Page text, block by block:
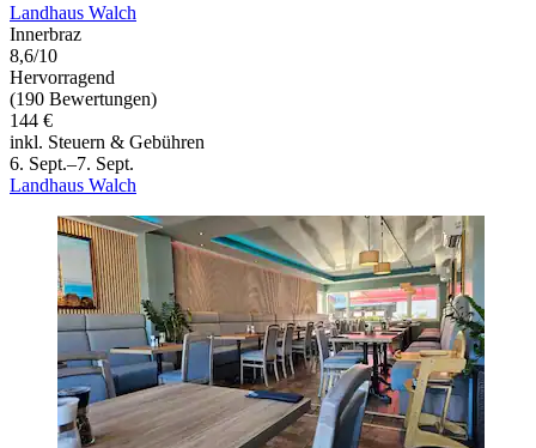
Landhaus Walch
Innerbraz
8,6/10
Hervorragend
(190 Bewertungen)
144 €
inkl. Steuern & Gebühren
6. Sept.–7. Sept.
Landhaus Walch